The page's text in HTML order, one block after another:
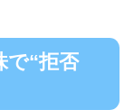
で“拒否